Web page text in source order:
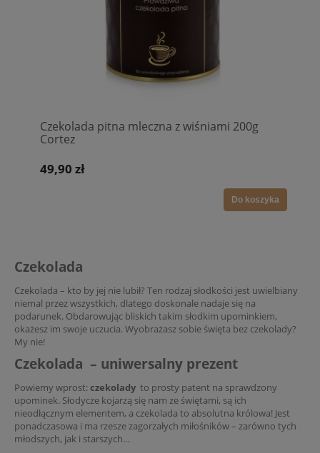
Czekolada pitna mleczna z wiśniami 200g
Cortez
49,90 zł
Do koszyka
Czekolada
Czekolada – kto by jej nie lubił? Ten rodzaj słodkości jest uwielbiany
niemal przez wszystkich, dlatego doskonale nadaje się na
podarunek. Obdarowując bliskich takim słodkim upominkiem,
okażesz im swoje uczucia. Wyobrażasz sobie święta bez czekolady?
My nie!
Czekolada – uniwersalny prezent
Powiemy wprost:czekolady to prosty patent na sprawdzony
upominek. Słodycze kojarzą się nam ze świętami, są ich
nieodłącznym elementem, a czekolada to absolutna królowa! Jest
ponadczasowa i ma rzesze zagorzałych miłośników – zarówno tych
młodszych, jak i starszych…